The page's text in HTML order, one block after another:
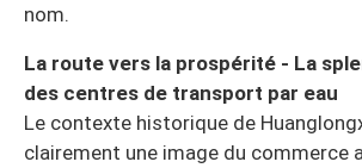
nom.
La route vers la prospérité - La
des centres de transport par eau
Le contexte historique de
clairement une image du commerce